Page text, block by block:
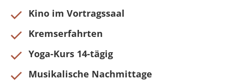
Kino im Vortragssaal
Kremserfahrten
Yoga-Kurs 14-tägig
Musikalische Nachmittage